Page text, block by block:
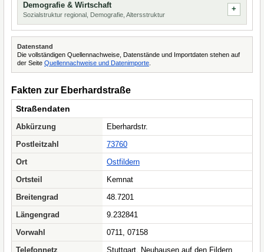
Demografie & Wirtschaft
Sozialstruktur regional, Demografie, Altersstruktur
Datenstand
Die vollständigen Quellennachweise, Datenstände und Importdaten stehen auf
der Seite Quellennachweise und Datenimporte
Fakten zur Eberhardstraße
Straßendaten
Abkürzung
Eberhardstr.
Postleitzahl
73760
Ort
Ostfildern
Ortsteil
Kemnat
Breitengrad
48.7201
Längengrad
9.232841
Vorwahl
0711, 07158
Telefonnetz
Stuttgart, Neuhausen auf den Fildern